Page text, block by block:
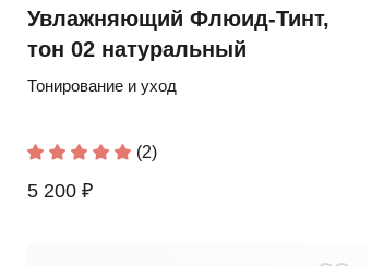
Увлажняющий Флюид-Тинт,
тон 02 натуральный
Тонирование и уход
(2)
5 200 ₽